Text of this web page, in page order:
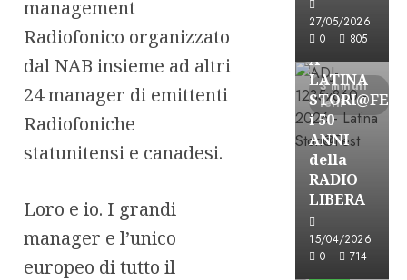
management
Radiofonico organizzato
dal NAB insieme ad altri
24 manager di emittenti
Radiofoniche
statunitensi e canadesi.
Loro e io. I grandi
manager e l’unico
europeo di tutto il
27/05/2026
0
805
3 minuti
letti
Astorri News
FREE
A
LATINA
i 50
ANNI
della
RADIO
LIBERA
15/04/2026
0
714
Astorri News